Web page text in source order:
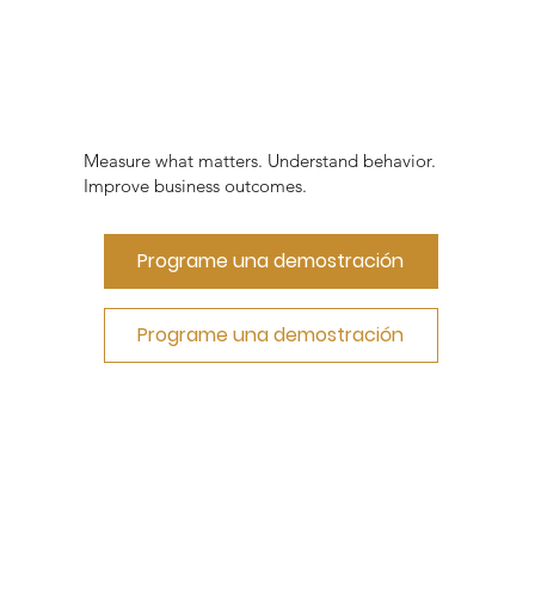
Measure what matters. Understand behavior.
Improve business outcomes.
Programe una demostración
Programe una demostración